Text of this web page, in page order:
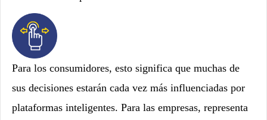
Para los consumidores, esto significa que muchas de
sus decisiones estarán cada vez más influenciadas por
plataformas inteligentes. Para las empresas, representa